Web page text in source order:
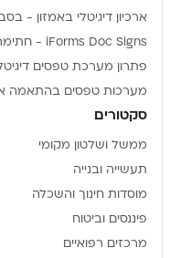
ארכיון דיגיטלי באמזון -
iForms Doc Signs - חתימה דיגיטלית על מסמכים
פתרון מערכת טפסים
מערכות טפסים בהתאמה
סקטורים
ממשל ושלטון מקומי
תעשייה ובנייה
מוסדות חינוך והשכלה
פיננסים וביטוח
מרכזים רפואיים